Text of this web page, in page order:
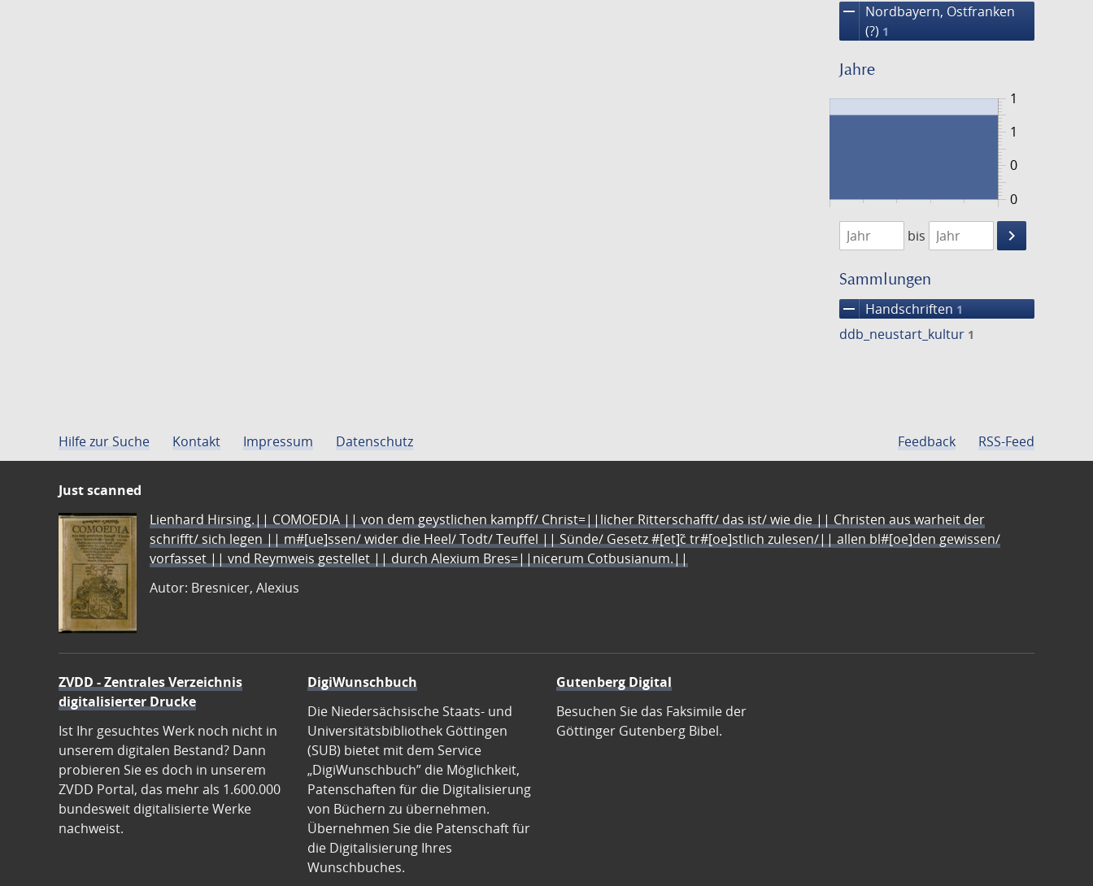
remove
Nordbayern, Ostfranken
(?) 1
Jahre
0
1
0
1
1474
1475
bis
keyboard_arrow_right
Suche
Sammlungen
remove Handschriften 1
ddb_neustart_kultur 1
Hilfe zur Suche Kontakt Impressum Datenschutz Feedback RSS-Feed
Just scanned
Lienhard Hirsing.|| COMOEDIA || von dem geystlichen kampff/ Christ=||licher Ritterschafft/ das ist/ wie die || Christen aus warheit der
schrifft/ sich legen || m#[ue]ssen/ wider die Heel/ Todt/ Teuffel || Sünde/ Gesetz #[et]c̃ tr#[oe]stlich zulesen/|| allen bl#[oe]den gewissen/
vorfasset || vnd Reymweis gestellet || durch Alexium Bres=||nicerum Cotbusianum.||
Autor: Bresnicer, Alexius
ZVDD - Zentrales Verzeichnis
digitalisierter Drucke
Ist Ihr gesuchtes Werk noch nicht in
unserem digitalen Bestand? Dann
probieren Sie es doch in unserem
ZVDD Portal, das mehr als 1.600.000
bundesweit digitalisierte Werke
nachweist.
DigiWunschbuch
Die Niedersächsische Staats- und
Universitätsbibliothek Göttingen
(SUB) bietet mit dem Service
„DigiWunschbuch” die Möglichkeit,
Patenschaften für die Digitalisierung
von Büchern zu übernehmen.
Übernehmen Sie die Patenschaft für
die Digitalisierung Ihres
Wunschbuches.
Gutenberg Digital
Besuchen Sie das Faksimile der
Göttinger Gutenberg Bibel.